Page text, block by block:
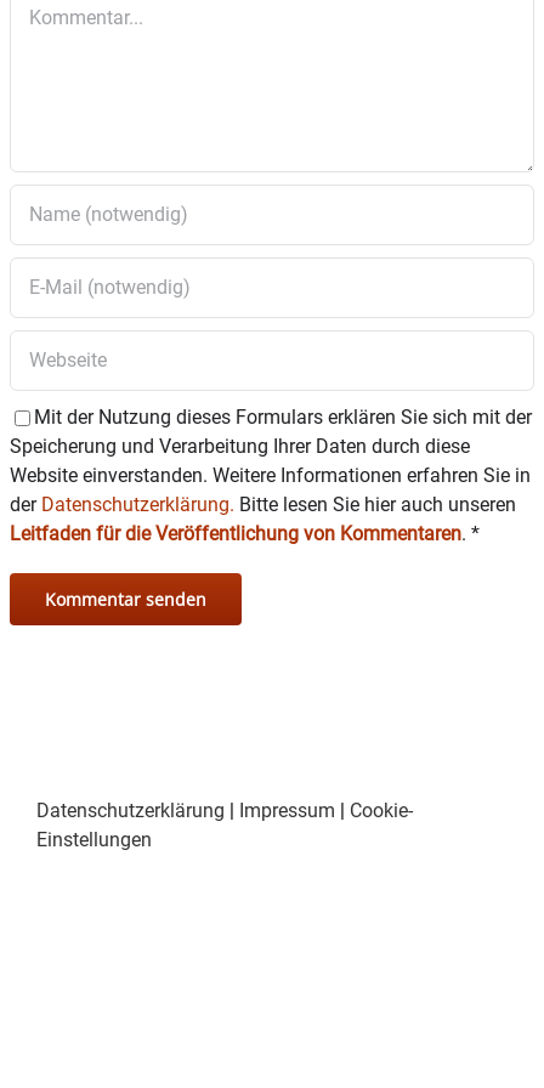
Mit der Nutzung dieses Formulars erklären Sie sich mit der
Speicherung und Verarbeitung Ihrer Daten durch diese
Website einverstanden. Weitere Informationen erfahren Sie in
der Datenschutzerklärung. Bitte lesen Sie hier auch unseren
Leitfaden für die Veröffentlichung von Kommentaren. *
Datenschutzerklärung | Impressum | Cookie-
Einstellungen